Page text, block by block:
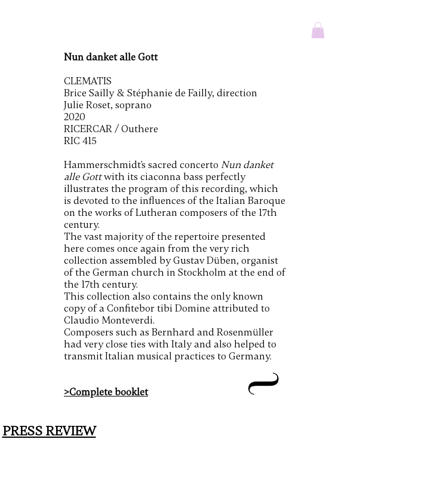
Nun danket alle Gott
CLEMATIS
Brice Sailly & Stéphanie de Failly, direction
Julie Roset, soprano
2020
RICERCAR / Outhere
RIC 415
Hammerschmidt's sacred concerto Nun danket
alle Gottwith its ciaconna bass perfectly
illustrates the program of this recording, which
is devoted to the influences of the Italian Baroque
on the works of Lutheran composers of the 17th
century.
The vast majority of the repertoire presented
here comes once again from the very rich
collection assembled by Gustav Düben, organist
of the German church in Stockholm at the end of
the 17th century.
This collection also contains the only known
copy of a Confitebor tibi Domine attributed to
Claudio Monteverdi.
Composers such as Bernhard and Rosenmüller
had very close ties with Italy and also helped to
transmit Italian musical practices to Germany.
>Complete booklet
PRESS REVIEW